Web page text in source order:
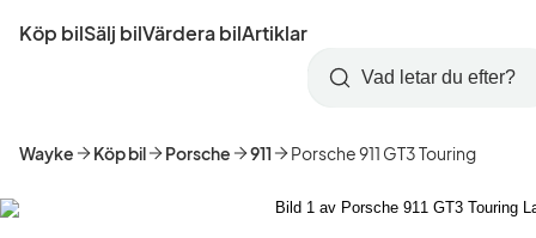
till
Startsida
Köp bilSälj bilVärdera bilArtiklar
Skapa
konto
Logga
in
Sök
Wayke Köp bil Porsche 911 Porsche 911 GT3 Touring